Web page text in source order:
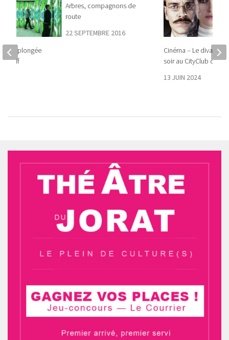
Arbres, compagnons de
route
22 SEPTEMBRE 2016
Cinéma – Le divan du
soir au CityClub de
13 JUIN 2024
Une plongée